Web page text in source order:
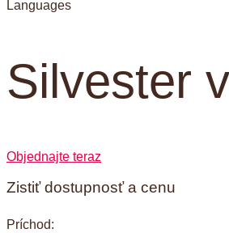
Languages
Silvester
Objednajte teraz
Zistiť dostupnosť a cenu
Príchod: